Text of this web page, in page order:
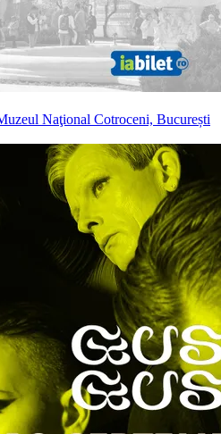
Naţional Cotroceni, București